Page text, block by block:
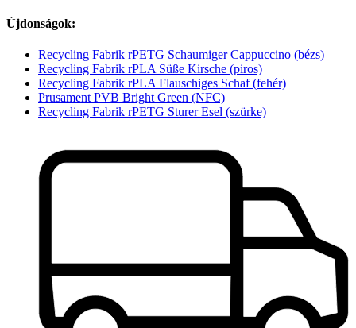
Újdonságok:
Recycling Fabrik rPETG Schaumiger Cappuccino (bézs)
Recycling Fabrik rPLA Süße Kirsche (piros)
Recycling Fabrik rPLA Flauschiges Schaf (fehér)
Prusament PVB Bright Green (NFC)
Recycling Fabrik rPETG Sturer Esel (szürke)